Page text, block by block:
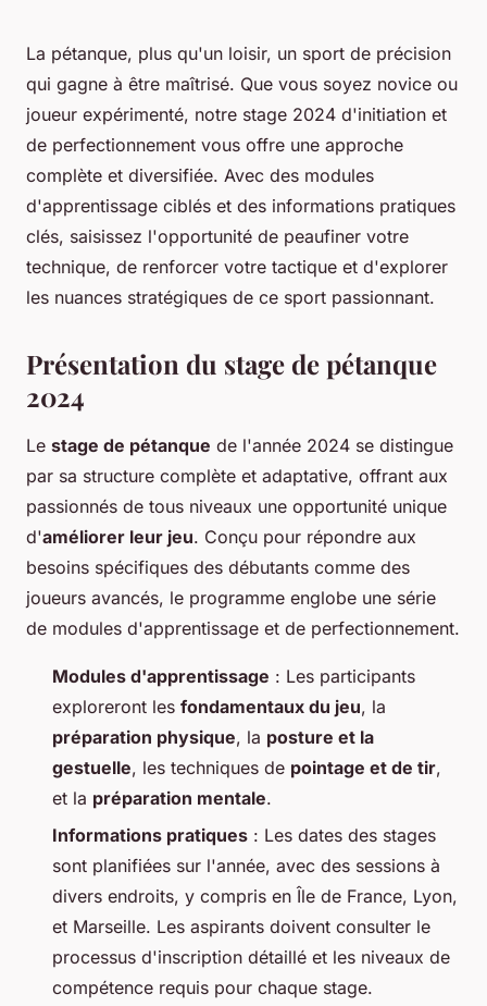
La pétanque, plus qu'un loisir, un sport de précision
qui gagne à être maîtrisé. Que vous soyez novice ou
joueur expérimenté, notre stage 2024 d'initiation et
de perfectionnement vous offre une approche
complète et diversifiée. Avec des modules
d'apprentissage ciblés et des informations pratiques
clés, saisissez l'opportunité de peaufiner votre
technique, de renforcer votre tactique et d'explorer
les nuances stratégiques de ce sport passionnant.
Présentation du stage de pétanque
2024
Le stage de pétanque de l'année 2024 se distingue
par sa structure complète et adaptative, offrant aux
passionnés de tous niveaux une opportunité unique
d'améliorer leur jeu. Conçu pour répondre aux
besoins spécifiques des débutants comme des
joueurs avancés, le programme englobe une série
de modules d'apprentissage et de perfectionnement.
Modules d'apprentissage : Les participants
exploreront les fondamentaux du jeu, la
préparation physique, la posture et la
gestuelle, les techniques de pointage et de tir,
et la préparation mentale.
Informations pratiques : Les dates des stages
sont planifiées sur l'année, avec des sessions à
divers endroits, y compris en Île de France, Lyon,
et Marseille. Les aspirants doivent consulter le
processus d'inscription détaillé et les niveaux de
compétence requis pour chaque stage.